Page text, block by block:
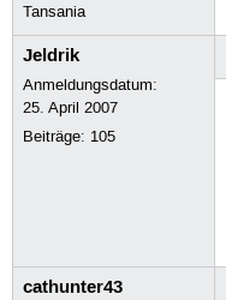
Tansania
Jeldrik
Anmeldungsdatum:
25. April 2007
Beiträge: 105
cathunter43